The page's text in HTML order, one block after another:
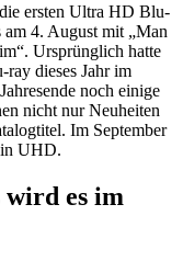
ersten Ultra HD Blu-
am 4. August mit „Man
Ursprünglich hatte
dieses Jahr im
noch einige
nicht nur Neuheiten
Im September
in UHD.
es im